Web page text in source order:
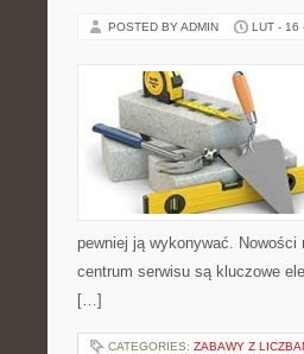
POSTED BY ADMIN LUT - 16
pewniej ją wykonywać.
centrum serwisu są kluczowe
[…]
CATEGORIES: ZABAWY Z